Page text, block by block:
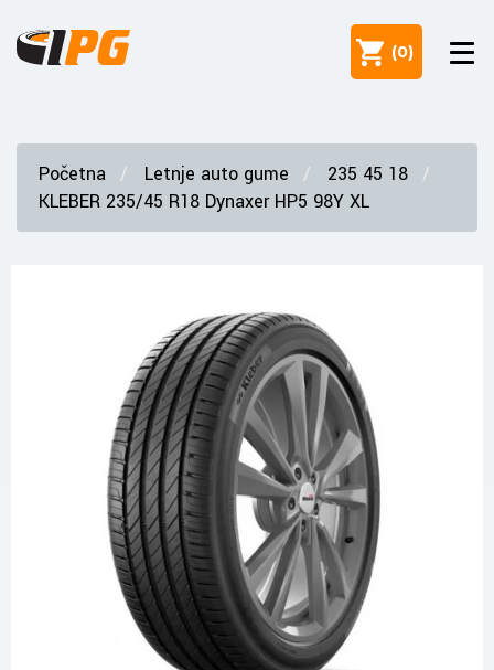
(0)
Početna Letnje auto gume
235 45 18
KLEBER 235/45 R18 Dynaxer HP5 98Y XL